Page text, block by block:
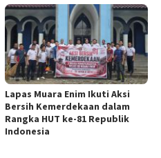
Lapas Muara Enim Ikuti Aksi
Bersih Kemerdekaan dalam
Rangka HUT ke-81 Republik
Indonesia